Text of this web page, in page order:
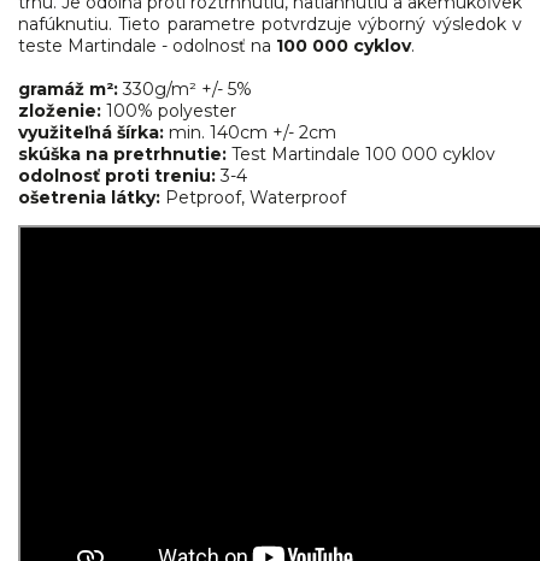
nafúknutiu. Tieto parametre potvrdzuje výborný výsledok v
teste Martindale - odolnosť na 100 000 cyklov.
gramáž m²:330g/m² +/- 5%
zloženie: 100% polyester
využiteľná šírka: min. 140cm +/- 2cm
skúška na pretrhnutie: Test Martindale 100 000 cyklov
odolnosť proti treniu:3-4
ošetrenia látky: Petproof, Waterproof